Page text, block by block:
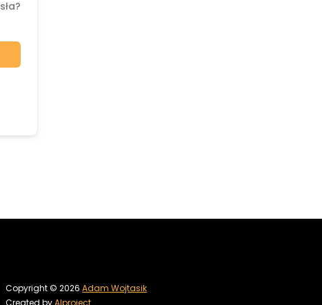
Copyright © 2026Adam Wojtasik
Created byAlproject